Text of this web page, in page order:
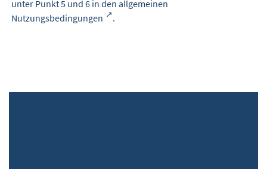
unter Punkt 5 und 6 in den allgemeinen
Nutzungsbedingungen
.